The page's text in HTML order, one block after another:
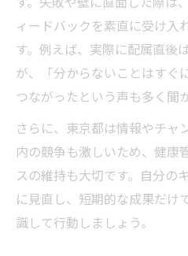
ィードバックを素直に受け入
す。例えば、実際に配属直後
が、「分からないことはすぐ
つながったという声も多く聞
さらに、東京都は情報やチャ
内の競争も激しいため、健康
スの維持も大切です。自分の
に見直し、短期的な成果だけ
識して行動しましょう。